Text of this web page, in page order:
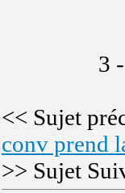
3 -
<< Sujet
conv prend
>> Sujet